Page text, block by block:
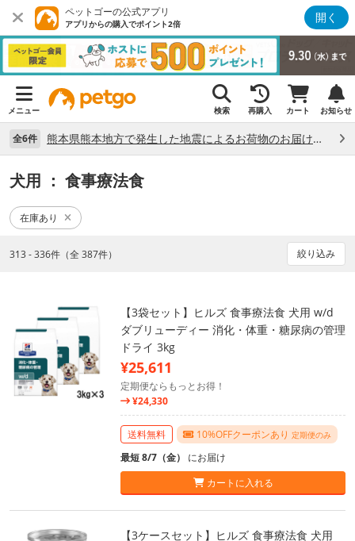
ペットゴーの公式アプリ
アプリからの購入でポイント2倍 開く
メニュー 検索 再購入 カート お知らせ
全6件 熊本県熊本地方で発生した地震によるお荷物のお届け状況について （7/28）
犬用 ： 食事療法食
在庫あり
313 - 336件（全 387件） 絞り込み
【3袋セット】ヒルズ 食事療法食 犬用 w/d
ダブリューディー 消化・体重・糖尿病の管理
ドライ 3kg
¥25,611
定期便ならもっとお得！
¥24,330
送料無料 10%OFFクーポンあり 定期便のみ
最短 8/7（金） にお届け
カートに入れる
【3ケースセット】ヒルズ 食事療法食 犬用